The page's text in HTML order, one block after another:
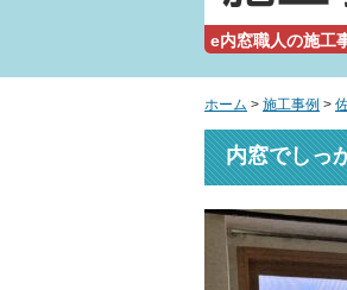
e内窓職人の施工
ホーム > 施工事例 >
内窓でしっ